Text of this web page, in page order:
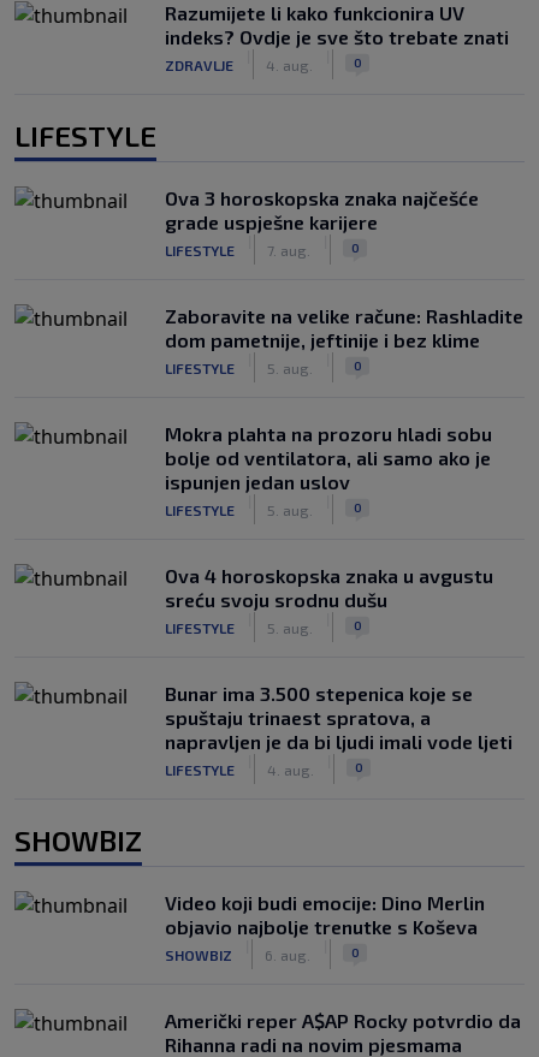
Razumijete li kako funkcionira UV
indeks? Ovdje je sve što trebate znati
ZDRAVLJE 4. aug. 0
LIFESTYLE
Ova 3 horoskopska znaka najčešće
grade uspješne karijere
LIFESTYLE 7. aug. 0
Zaboravite na velike račune: Rashladite
dom pametnije, jeftinije i bez klime
LIFESTYLE 5. aug. 0
Mokra plahta na prozoru hladi sobu
bolje od ventilatora, ali samo ako je
ispunjen jedan uslov
LIFESTYLE 5. aug. 0
Ova 4 horoskopska znaka u avgustu
sreću svoju srodnu dušu
LIFESTYLE 5. aug. 0
Bunar imа 3.500 stepenica koje se
spuštaju trinaest spratova, a
napravljen je da bi ljudi imali vode ljeti
LIFESTYLE 4. aug. 0
SHOWBIZ
Video koji budi emocije: Dino Merlin
objavio najbolje trenutke s Koševa
SHOWBIZ 6. aug. 0
Američki reper A$AP Rocky potvrdio da
Rihanna radi na novim pjesmama